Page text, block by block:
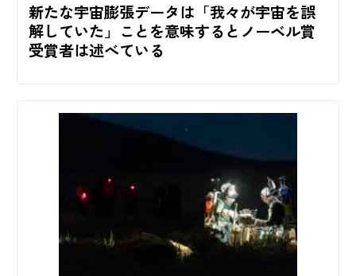
新たな宇宙膨張データは「我々が宇宙を誤
解していた」ことを意味するとノーベル賞
受賞者は述べている